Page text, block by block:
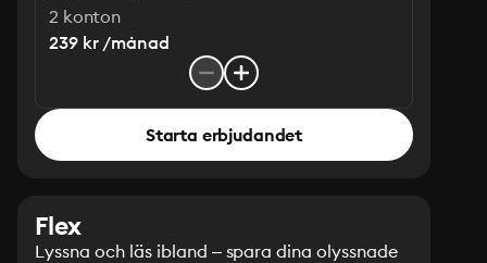
2 konton
239 kr /månad
Starta erbjudandet
Flex
Lyssna och läs ibland – spara dina olyssnade